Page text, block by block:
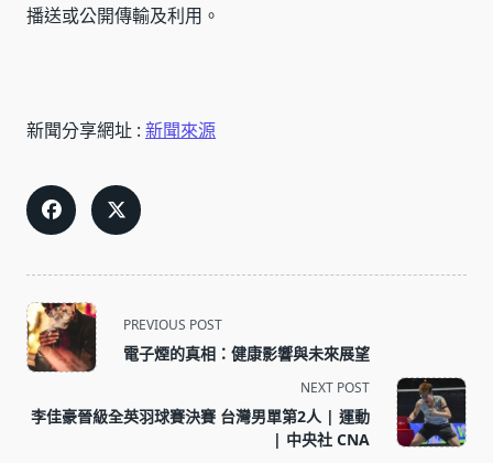
播送或公開傳輸及利用。
新聞分享網址 : 新聞來源
<span
class="nav-
subtitle
reader-
PREVIOUS POST
電子煙的真相：健康影響與未來展望
NEXT POST
李佳豪晉級全英羽球賽決賽 台灣男單第2人 | 運動
| 中央社 CNA